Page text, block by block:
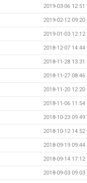
2019-03-06 12:51
2019-02-12 09:20
2019-01-03 12:12
2018-12-07 14:44
2018-11-28 13:31
2018-11-27 08:46
2018-11-20 12:20
2018-11-06 11:54
2018-10-23 09:49
2018-10-12 14:52
2018-09-19 09:44
2018-09-14 17:12
2018-09-03 09:03